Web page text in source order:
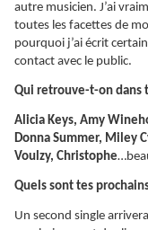
autre musicien. J’ai
toutes les facettes de
pourquoi j’ai écrit
contact avec le public.
Qui retrouve-t-on dans
Alicia Keys, Amy
Donna Summer, Miley
Voulzy, Christophe
Quels sont tes
Un second single